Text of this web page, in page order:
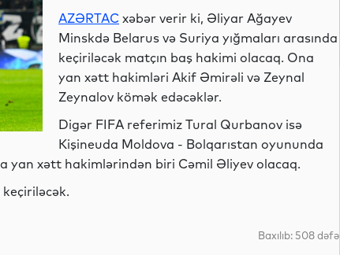
AZƏRTAC xəbər verir ki, Əliyar Ağayev
Minskdə Belarus və Suriya yığmaları arasında
keçiriləcək matçın baş hakimi olacaq. Ona
yan xətt hakimləri Akif Əmirəli və Zeynal
Zeynalov kömək edəcəklər.
Digər FIFA referimiz Tural Qurbanov isə
Kişineuda Moldova - Bolqarıstan oyununda
yan xətt hakimlərindən biri Cəmil Əliyev olacaq.
Baxılıb: 508 dəfə